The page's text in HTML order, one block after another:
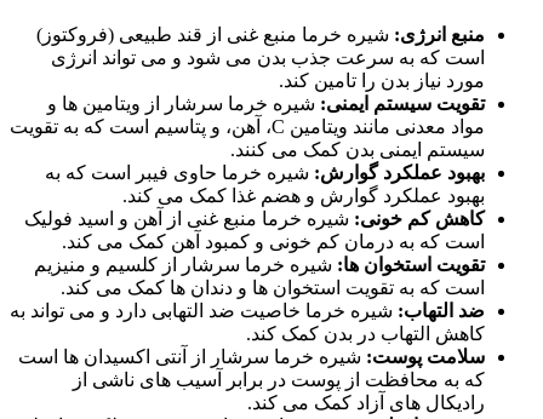
منبع انرژی: شیره خرما منبع غنی از قند طبیعی (فروکتوز)
است که به سرعت جذب بدن می شود و می تواند انرژی
مورد نیاز بدن را تامین کند.
تقویت سیستم ایمنی: شیره خرما سرشار از ویتامین ها و
مواد معدنی مانند ویتامین C، آهن، و پتاسیم است که به تقویت
سیستم ایمنی بدن کمک می کنند.
بهبود عملکرد گوارش: شیره خرما حاوی فیبر است که به
بهبود عملکرد گوارش و هضم غذا کمک می کند.
کاهش کم خونی: شیره خرما منبع غنی از آهن و اسید فولیک
است که به درمان کم خونی و کمبود آهن کمک می کند.
تقویت استخوان ها: شیره خرما سرشار از کلسیم و منیزیم
است که به تقویت استخوان ها و دندان ها کمک می کند.
ضد التهاب: شیره خرما خاصیت ضد التهابی دارد و می تواند به
کاهش التهاب در بدن کمک کند.
سلامت پوست: شیره خرما سرشار از آنتی اکسیدان ها است
که به محافظت از پوست در برابر آسیب های ناشی از
رادیکال های آزاد کمک می کند.